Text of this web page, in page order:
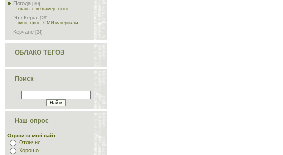
Погода [30]
сканы с вебкамер, фото
Это Керчь [28]
кино, фото, СМИ материалы
Керчане [24]
ОБЛАКО ТЕГОВ
Поиск
Наш опрос
Оцените мой сайт
Отлично
Хорошо